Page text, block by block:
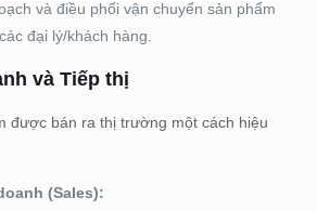
và điều phối vận chuyển sản phẩm
đại lý/khách hàng.
và Tiếp thị
được bán ra thị trường một cách hiệu
(Sales):